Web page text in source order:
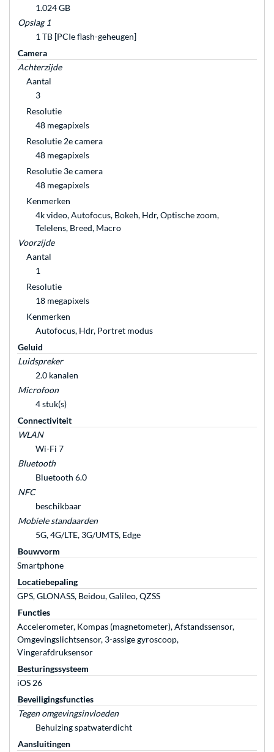
1.024 GB
Opslag 1
1 TB [PCIe flash-geheugen]
Camera
Achterzijde
Aantal
3
Resolutie
48 megapixels
Resolutie 2e camera
48 megapixels
Resolutie 3e camera
48 megapixels
Kenmerken
4k video, Autofocus, Bokeh, Hdr, Optische zoom,
Telelens, Breed, Macro
Voorzijde
Aantal
1
Resolutie
18 megapixels
Kenmerken
Autofocus, Hdr, Portret modus
Geluid
Luidspreker
2.0 kanalen
Microfoon
4 stuk(s)
Connectiviteit
WLAN
Wi-Fi 7
Bluetooth
Bluetooth 6.0
NFC
beschikbaar
Mobiele standaarden
5G, 4G/LTE, 3G/UMTS, Edge
Bouwvorm
Smartphone
Locatiebepaling
GPS, GLONASS, Beidou, Galileo, QZSS
Functies
Accelerometer, Kompas (magnetometer), Afstandssensor,
Omgevingslichtsensor, 3-assige gyroscoop,
Vingerafdruksensor
Besturingssysteem
iOS 26
Beveiligingsfuncties
Tegen omgevingsinvloeden
Behuizing spatwaterdicht
Aansluitingen